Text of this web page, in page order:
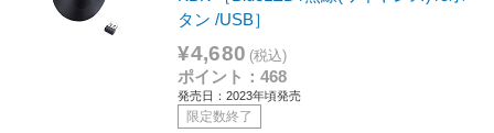
タン /USB］
¥4,680 (税込)
ポイント：468
発売日：2023年頃発売
限定数終了